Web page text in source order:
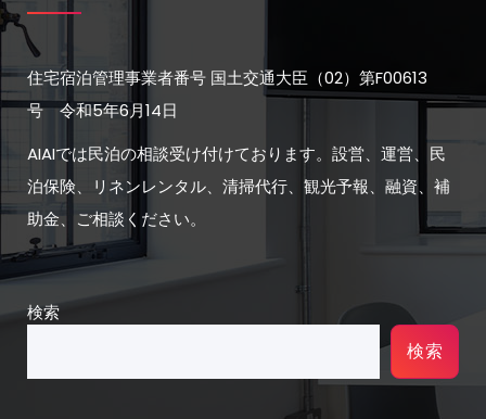
住宅宿泊管理事業者番号 国土交通大臣（02）第F00613
号 令和5年6月14日
AIAIでは民泊の相談受け付けております。設営、運営、民
泊保険、リネンレンタル、清掃代行、観光予報、融資、補
助金、ご相談ください。
検索
検索